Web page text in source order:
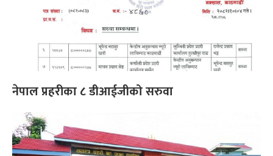
नेपाल प्रहरीका ८ डीआईजीको सरुवा